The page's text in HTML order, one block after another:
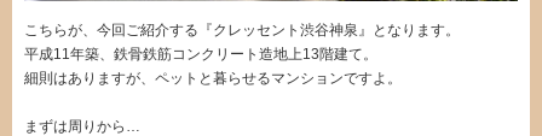
こちらが、今回ご紹介する『クレッセント渋谷神泉』となります。
平成11年築、鉄骨鉄筋コンクリート造地上13階建て。
細則はありますが、ペットと暮らせるマンションですよ。
まずは周りから…